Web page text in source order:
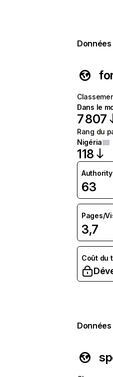
Dans le
7 807
Rang du
Nigéria
118
63
Pages/
3,7
Coût du